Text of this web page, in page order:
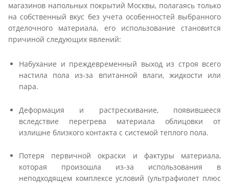
магазинов напольных покрытий Москвы, полагаясь только
на собственный вкус без учета особенностей выбранного
отделочного материала, его использование становится
причиной следующих явлений:
Набухание и преждевременный выход из строя всего
настила пола из-за впитанной влаги, жидкости или
пара.
Деформация и растрескивание, появившееся
вследствие перегрева материала облицовки от
излишне близкого контакта с системой теплого пола.
Потеря первичной окраски и фактуры материала,
которая произошла из-за использования в
неподходящем комплексе условий (ультрафиолет плюс